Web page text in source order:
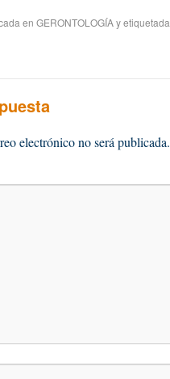
en GERONTOLOGÍAy etiquetada
electrónico no será publicada.